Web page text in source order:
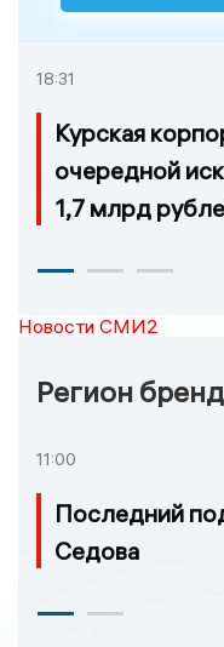
18:31
Курская
очередной
1,7 млрд
Новости СМИ2
Регион бренд
11:00
Последний
Седова